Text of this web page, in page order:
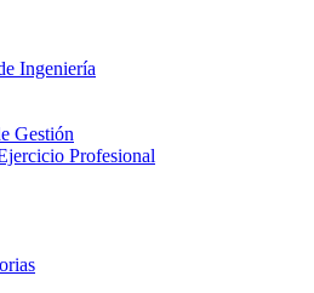
Ingeniería
Gestión
Profesional